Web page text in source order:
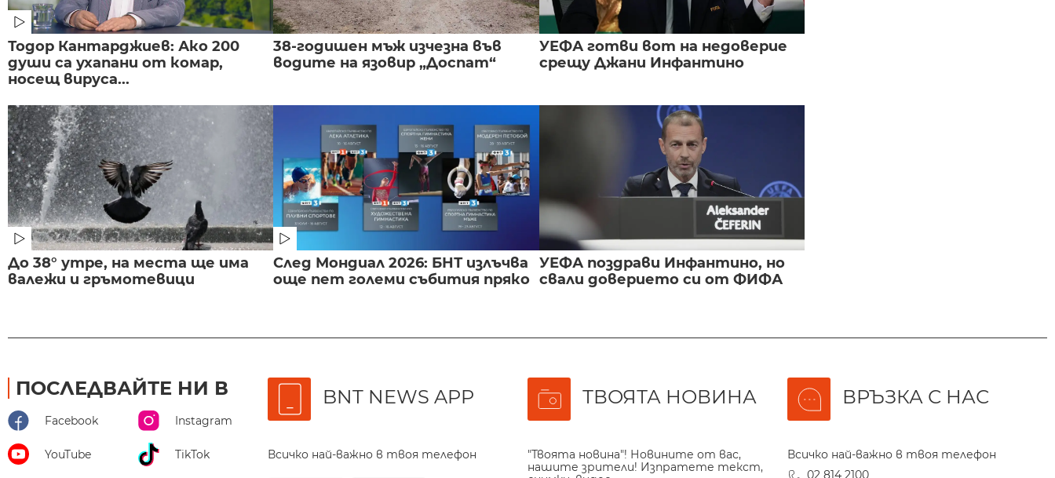
Тодор Кантарджиев: Ако 200
души са ухапани от комар,
носещ вируса...
38-годишен мъж изчезна във
водите на язовир „Доспат“
УЕФА готви вот на недоверие
срещу Джани Инфантино
До 38° утре, на места ще има
валежи и гръмотевици
След Мондиал 2026: БНТ излъчва
още пет големи събития пряко
УЕФА поздрави Инфантино, но
свали доверието си от ФИФА
ПОСЛЕДВАЙТЕ НИ В
Facebook Instagram
YouTube TikTok
BNT NEWS APP
Всичко най-важно в твоя телефон
ТВОЯТА НОВИНА
"Твоята новина"! Новините от вас,
нашите зрители! Изпратете текст,
ВРЪЗКА С НАС
Всичко най-важно в твоя телефон
02 814 2100